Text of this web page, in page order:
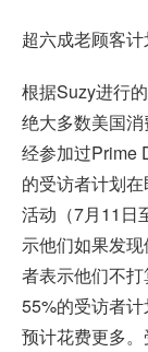
超六成老顾客
根据Suzy进行
绝大多数美国
经参加过Prime
的受访者计划
活动（7月11日
示他们如果发
者表示他们不
55%的受访者
预计花费更多